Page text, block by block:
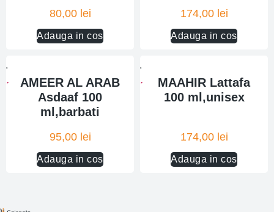
80,00 lei
Adauga in cos
174,00 lei
Adauga in cos
AMEER AL ARAB
Asdaaf 100
ml,barbati
95,00 lei
Adauga in cos
MAAHIR Lattafa
100 ml,unisex
174,00 lei
Adauga in cos